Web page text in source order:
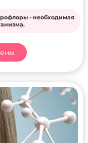
- необходимая